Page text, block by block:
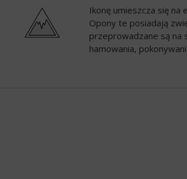
Ikonę umieszcza się
Opony te posiadają
przeprowadzane są na
hamowania,